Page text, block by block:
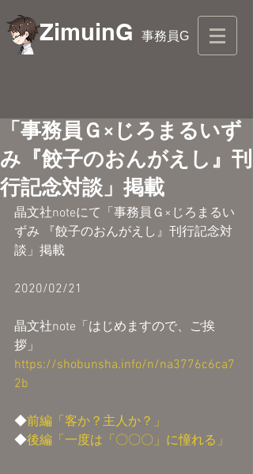
ZimuinG 事務員G
「事務員Ｇ×じろまるいず
み『餃子のおんがえし』刊
行記念対談」掲載
晶文社noteにて「事務員Ｇ×じろまるい
ずみ 『餃子のおんがえし』刊行記念対
談」掲載
2020/02/21
晶文社note「はじめますので、ご挨
拶」
https://shobunsha.info/n/na3776c6ca7
2b
◆前編「客か？主人か？」
◆後編「一度は「〇〇〇」に憧れる」